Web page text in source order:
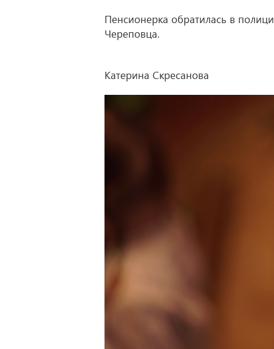
Пенсионерка обратилась в
Череповца.
Катерина Скресанова